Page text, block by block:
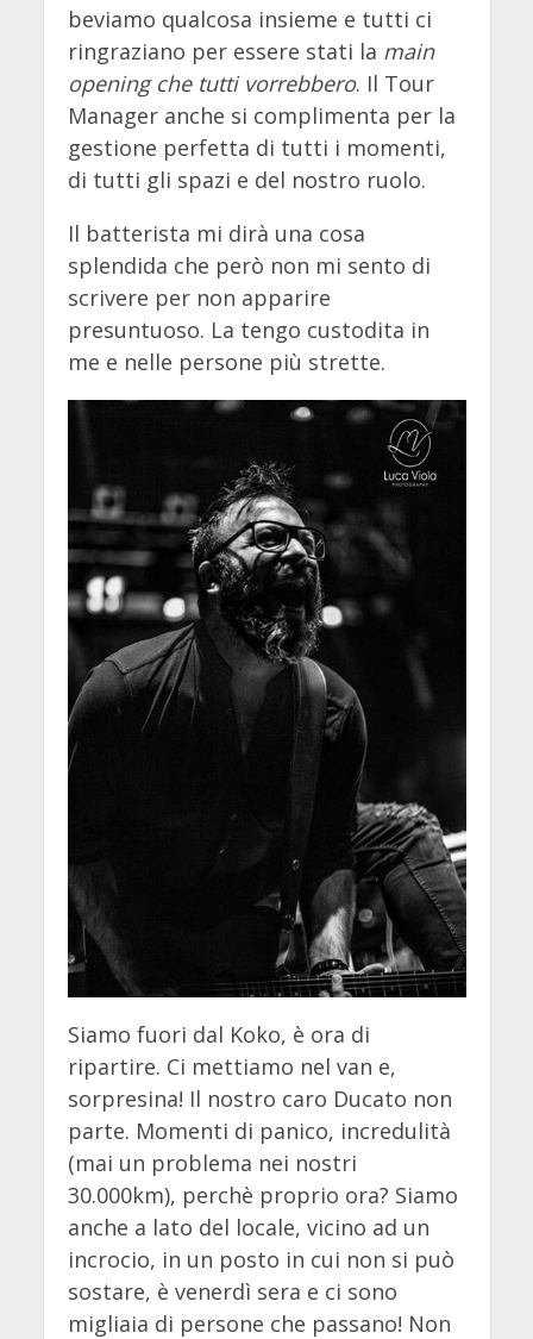
beviamo qualcosa insieme e tutti ci
ringraziano per essere stati la main
opening che tutti vorrebbero. Il Tour
Manager anche si complimenta per la
gestione perfetta di tutti i momenti,
di tutti gli spazi e del nostro ruolo.
Il batterista mi dirà una cosa
splendida che però non mi sento di
scrivere per non apparire
presuntuoso. La tengo custodita in
me e nelle persone più strette.
Siamo fuori dal Koko, è ora di
ripartire. Ci mettiamo nel van e,
sorpresina! Il nostro caro Ducato non
parte. Momenti di panico, incredulità
(mai un problema nei nostri
30.000km), perchè proprio ora? Siamo
anche a lato del locale, vicino ad un
incrocio, in un posto in cui non si può
sostare, è venerdì sera e ci sono
migliaia di persone che passano! Non